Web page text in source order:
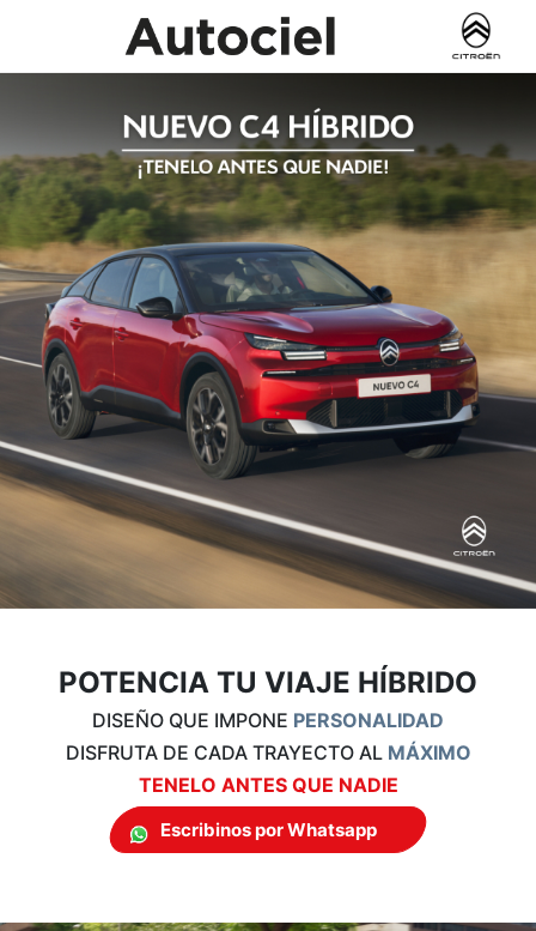
POTENCIA TU VIAJE HÍBRIDO
DISEÑO QUE IMPONE PERSONALIDAD
DISFRUTA DE CADA TRAYECTO AL MÁXIMO
TENELO ANTES QUE NADIE
Escribinos por Whatsapp